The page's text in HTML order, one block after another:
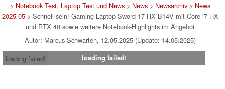
> Notebook Test, Laptop Test und News> News> Newsarchiv> News
2025-05> Schnell sein! Gaming-Laptop Sword 17 HX B14V mit Core i7 HX
und RTX 40 sowie weitere Notebook-Highlights im Angebot
Autor: Marcus Schwarten, 12.05.2025 (Update: 14.05.2025)
loading failed!
loading failed!